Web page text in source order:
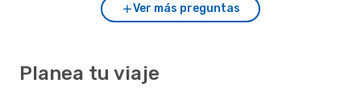
Ver más preguntas
Planea tu viaje